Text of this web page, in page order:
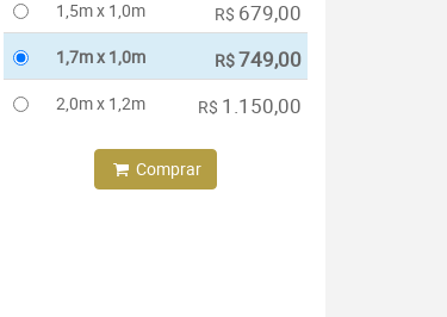
1,5m x 1,0m
R$ 679,00
1,7m x 1,0m R$749,00
2,0m x 1,2m R$ 1.150,00
Comprar